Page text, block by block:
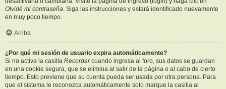
Olvidé mi contraseña. Siga las instrucciones y estará identificado nuevamente
en muy poco tiempo.
Arriba
¿Por qué mi sesión de usuario expira automáticamente?
Si no activa la casilla Recordarcuando ingresa al foro, sus datos se guardan
en una cookie segura, que se elimina al salir de la página o al cabo de cierto
tiempo. Esto previene que su cuenta pueda ser usada por otra persona. Para
que el sistema le reconozca automáticamente solo marque la casilla al